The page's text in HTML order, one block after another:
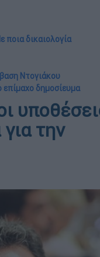
ποια δικαιολογία
Ντογιάκου
επίμαχο δημοσίευμα
την